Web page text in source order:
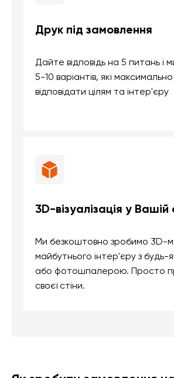
Друк під замовлення
Дайте відповідь на 5 питань і
5-10 варіантів, які
відповідати цілям та інтер'єру
3D-візуалізація у Вашій
Ми безкоштовно зробимо 3D-
майбутнього інтер'єру з
або фотошпалерою. Просто
своєї стіни.